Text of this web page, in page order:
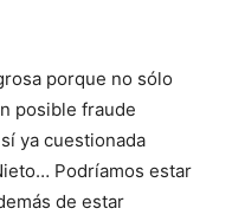
porque no sólo
posible fraude
ya cuestionada
Podríamos estar
de estar